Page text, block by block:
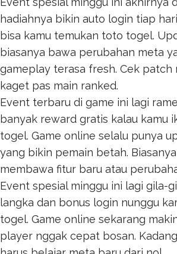
hadiahnya bikin auto login tiap
bisa kamu temukan toto togel.
biasanya bawa perubahan meta
gameplay terasa fresh. Cek patch
kaget pas main ranked.
Event terbaru di game ini lagi
banyak reward gratis kalau kamu
togel. Game online selalu punya
yang bikin pemain betah.
membawa fitur baru atau
Event spesial minggu ini lagi gila-
langka dan bonus login nunggu
togel. Game online sekarang
player nggak cepat bosan.